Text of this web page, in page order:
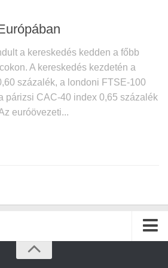
a kereskedés kedden a főbb
A kereskedés kezdetén a
százalék, a londoni FTSE-100
párizsi CAC-40 index 0,65 százalék
euróövezeti...